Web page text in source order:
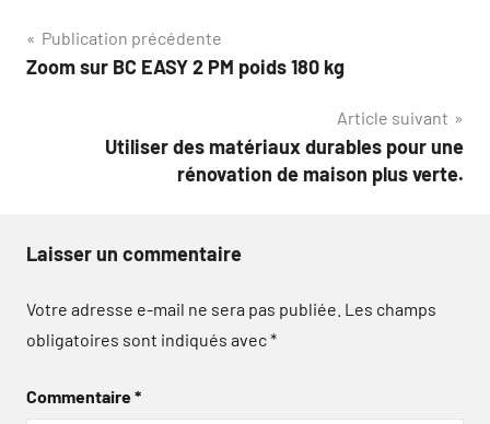
Navigation
de
Publication précédente
Zoom sur BC EASY 2 PM poids 180 kg
Article suivant
Utiliser des matériaux durables pour une
rénovation de maison plus verte.
Laisser un commentaire
Votre adresse e-mail ne sera pas publiée. Les champs
obligatoires sont indiqués avec*
Commentaire*